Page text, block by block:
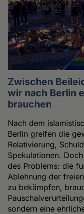
Zwischen
wir nach Berlin
brauchen
Nach dem
Berlin greifen die
Relativierung,
Spekulationen.
des Problems: die
Ablehnung der
zu bekämpfen,
sondern eine